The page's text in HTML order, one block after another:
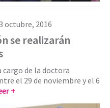
octubre, 2016
se realizarán
cargo de la doctora
el 29 de noviembre y el 6
+